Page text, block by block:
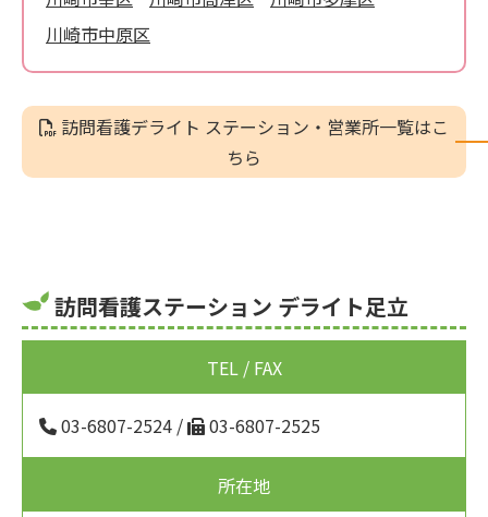
川崎市中原区
訪問看護デライト ステーション・営業所一覧はこ
ちら
訪問看護ステーション デライト足立
TEL / FAX
03-6807-2524 / 03-6807-2525
所在地